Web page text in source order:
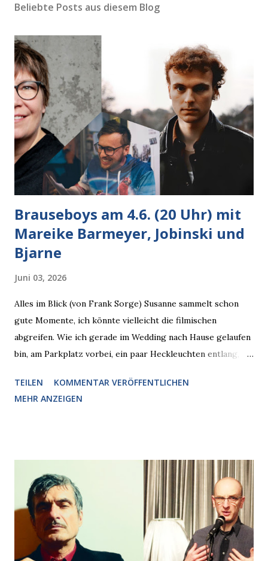
Beliebte Posts aus diesem Blog
Brauseboys am 4.6. (20 Uhr) mit
Mareike Barmeyer, Jobinski und
Bjarne
Juni 03, 2026
Alles im Blick (von Frank Sorge) Susanne sammelt schon
gute Momente, ich könnte vielleicht die filmischen
abgreifen. Wie ich gerade im Wedding nach Hause gelaufen
bin, am Parkplatz vorbei, ein paar Heckleuchten entlang, als
den Blick kam, mit verlockend frisch leuchtenden
Pizzastücken. Von links pirschte sich eine Krähe an das
Krähe und ihn an, er die Krähe und mich, wir lächelten
gleichzeitig amüsiert. “Vorsicht!”, sagte ich zu ihm, “im
Wedding muss man immer aufpassen!” “Mach ich!”,
bestätigte der freundliche Nachbar, "Hab alles im Blick!”
Wir fixierten die ertappte Krähe, die sich zurückzog.
Heute ging sie leer aus, Abspann, Ende. Die Brauseboys am
TEILEN
KOMMENTAR VERÖFFENTLICHEN
MEHR ANZEIGEN